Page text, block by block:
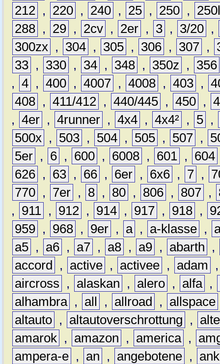
212 , 220 , 240 , 25 , 250 ,
288 , 29 , 2cv , 2er , 3 , 3/20 ,
300zx , 304 , 305 , 306 , 307 ,
33 , 330 , 34 , 348 , 350z ,
356
, 4 , 400 , 4007 , 4008 , 403 ,
408 , 411/412 , 440/445 , 450 ,
, 4er , 4runner , 4x4 , 4x4² , 5 ,
500x , 503 , 504 , 505 , 507 ,
5er , 6 , 600 , 6008 , 601 , 604
626 , 63 , 66 , 6er , 6x6 , 7 ,
770 , 7er , 8 , 80 , 806 , 807 ,
,
911 , 912 , 914 , 917 , 918 ,
959 , 968 , 9er , a , a-klasse ,
a5 , a6 , a7 , a8 , a9 , abarth
,
accord
, active , activee , adam
aircross
, alaskan , alero , alfa ,
alhambra , all , allroad , allspace
altauto , altautoverschrottung ,
amarok , amazon , america ,
ampera-e , an , angebotene ,